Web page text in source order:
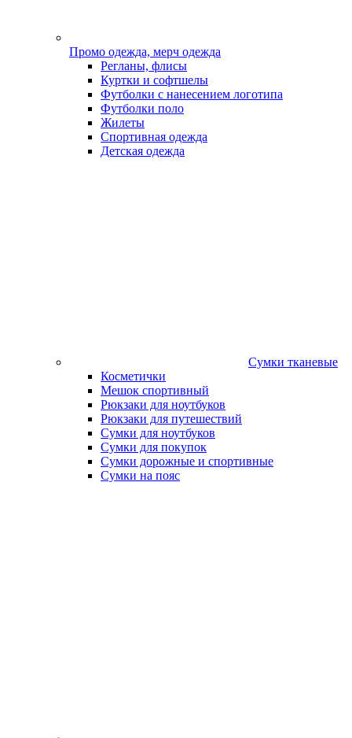
Промо одежда, мерч одежда
Регланы, флисы
Куртки и софтшелы
Футболки с нанесением логотипа
Футболки поло
Жилеты
Спортивная одежда
Детская одежда
Сумки тканевые
Косметички
Мешок спортивный
Рюкзаки для ноутбуков
Рюкзаки для путешествий
Сумки для ноутбуков
Сумки для покупок
Сумки дорожные и спортивные
Сумки на пояс